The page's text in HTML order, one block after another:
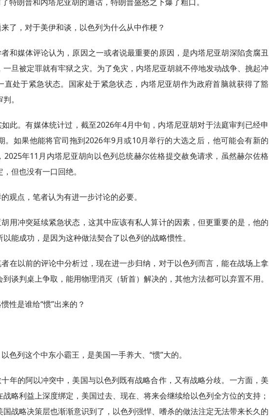
了，对于美伊和谈，以色列为什么从中作梗？
和媒体评论认为，原因之一或者说最重要的原因，是内塔尼亚胡深陷贪腐丑
一旦被定罪就有牢狱之灾。为了免灾，内塔尼亚胡就不停地发动战争、挑起冲
直处于紧急状态。国家处于紧急状态，内塔尼亚胡作为政府首脑就获得了豁
。
此。有媒体统计过，截至2026年4月中旬，内塔尼亚胡对于法庭审判已经申
。如果他能将官司拖到2026年9月或10月举行的大选之后，他可能会有新的
2025年11月内塔尼亚胡向以色列总统赫尔佐格提交赦免请求，虽然赫尔佐格
但也没有一口回绝。
观点，笔者认为有进一步讨论的必要。
用冲突延续紧急状态，这其中应该有私人算计的因素，但更重要的是，他的
能成功，是因为这种做法契合了以色列的战略惯性。
在以前的评论中分析过，现在进一步归纳，对于以色列而言，能在战场上拿
谈判桌上争取，能用物理消灭（斩首）解决的，其他方法都可以弃置不用。
性是谁给“惯”出来的？
色列这个中东小霸王，是美国一手养大、“惯”大的。
年的阿以冲突中，美国与以色列既有战略合作，又有战略分歧。一方面，美
战略利益上深度绑定，美国过去、现在、将来会继续给以色列全方位的支持；
国战略决策层也渐渐意识到了，以色列强悍、嗜杀的做法注定无法带来长久的